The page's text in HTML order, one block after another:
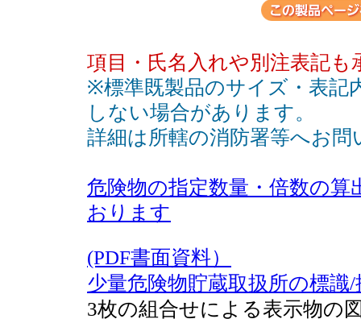
項目・氏名入れや別注表記も
※標準既製品のサイズ・表記
しない場合があります。
詳細は所轄の消防署等へお
危険物の指定数量・倍数の算
おります
(PDF書面資料）
少量危険物貯蔵取扱所の標識
3枚の組合せによる表示物の